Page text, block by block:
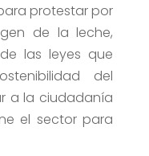
protestar por
de la leche,
las leyes que
del
a la ciudadanía
el sector para